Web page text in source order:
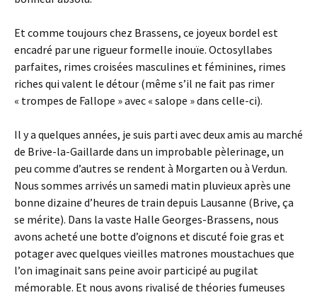
Et comme toujours chez Brassens, ce joyeux bordel est
encadré par une rigueur formelle inouïe. Octosyllabes
parfaites, rimes croisées masculines et féminines, rimes
riches qui valent le détour (même s’il ne fait pas rimer
« trompes de Fallope » avec « salope » dans celle-ci).
Il y a quelques années, je suis parti avec deux amis au marché
de Brive-la-Gaillarde dans un improbable pèlerinage, un
peu comme d’autres se rendent à Morgarten ou à Verdun.
Nous sommes arrivés un samedi matin pluvieux après une
bonne dizaine d’heures de train depuis Lausanne (Brive, ça
se mérite). Dans la vaste Halle Georges-Brassens, nous
avons acheté une botte d’oignons et discuté foie gras et
potager avec quelques vieilles matrones moustachues que
l’on imaginait sans peine avoir participé au pugilat
mémorable. Et nous avons rivalisé de théories fumeuses